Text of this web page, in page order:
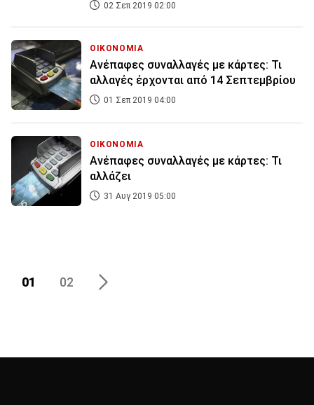
02 Σεπ 2019 02:00
ΟΙΚΟΝΟΜΙΑ
Ανέπαφες συναλλαγές με κάρτες: Τι
αλλαγές έρχονται από 14 Σεπτεμβρίου
01 Σεπ 2019 04:00
ΟΙΚΟΝΟΜΙΑ
Ανέπαφες συναλλαγές με κάρτες: Τι
αλλάζει
31 Αυγ 2019 05:00
01 02